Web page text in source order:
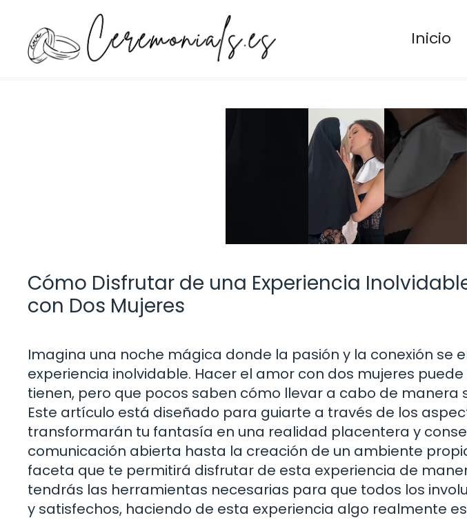
contenido
Inicio
Cómo Disfrutar de una Experiencia
con Dos Mujeres
Imagina una noche mágica donde la pasión y la conexión se
experiencia inolvidable. Hacer el amor con dos mujeres
tienen, pero que pocos saben cómo llevar a cabo de manera
Este artículo está diseñado para guiarte a través de los
transformarán tu fantasía en una realidad placentera y
comunicación abierta hasta la creación de un ambiente
faceta que te permitirá disfrutar de esta experiencia de
tendrás las herramientas necesarias para que todos los
y satisfechos, haciendo de esta experiencia algo realmente